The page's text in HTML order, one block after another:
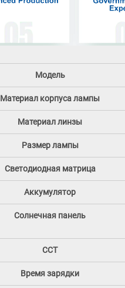
Модель
Материал корпуса лампы
Материал линзы
Размер лампы
Светодиодная матрица
Аккумулятор
Солнечная панель
CCT
Время зарядки